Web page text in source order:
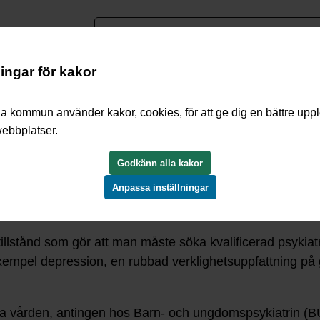
problem
som gör att man måste söka kvalificerad
depression, en rubbad verklighetsuppfattning
vården, antingen hos Barn- och ungdomspsykiatrin
för kakor
kommun använder kakor, cookies, för att ge dig en bättre
Godkänn alla kakor
Anpassa inställningar